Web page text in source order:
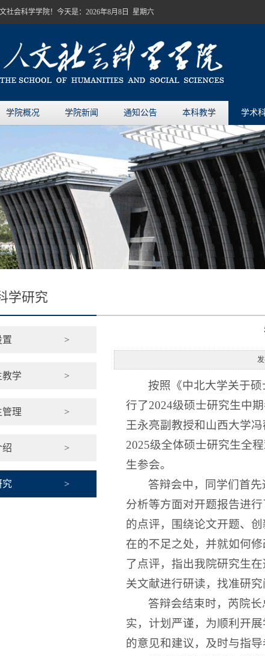
社会科学学院！今天是： 2026年8月8日 星期六
学院概况 学院新闻 通知公告 本科教学 学术
学研究
置 >
教学 >
管理 >
绍 >
究 >
按照《中北大学关于
行了2024级硕士研究生中
王永亮副教授和山西大学
2025级全体硕士研究生全
生参会。
答辩会中，同学们首
分析等方面对开题报告进
的点评，围绕论文开题、
在的不足之处，并就如何
了点评，指出我院研究生
关文献进行研读，找准研
答辩会结束时，芮院
实，计划严谨，为顺利开
的意见和建议，及时与指